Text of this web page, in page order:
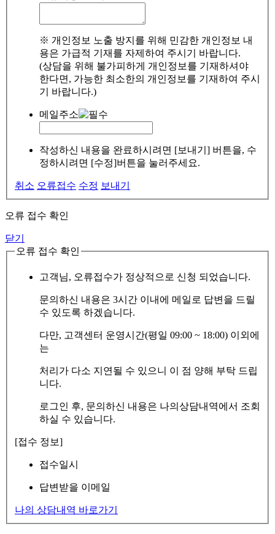
※ 개인정보 노출 방지를 위해 민감한 개인정보 내
용은 가급적 기재를 자제하여 주시기 바랍니다.
(상담을 위해 불가피하게 개인정보를 기재하셔야
한다면, 가능한 최소한의 개인정보를 기재하여 주시
기 바랍니다.)
메일주소
작성하신 내용을 완료하시려면 [보내기] 버튼을, 수
정하시려면 [수정]버튼을 눌러주세요.
취소 오류접수 수정 보내기
오류 접수 확인
닫기
오류 접수 확인
고객님, 오류접수가 정상적으로 신청 되었습니다.
문의하신 내용은 3시간 이내에 메일로 답변을 드릴
수 있도록 하겠습니다.
다만, 고객센터 운영시간(평일 09:00 ~ 18:00) 이외에
는
처리가 다소 지연될 수 있으니 이 점 양해 부탁 드립
니다.
로그인 후, 문의하신 내용은 나의상담내역에서 조회
하실 수 있습니다.
[접수 정보]
접수일시
답변받을 이메일
나의 상담내역 바로가기